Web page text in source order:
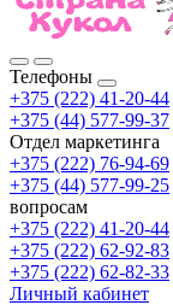
Телефоны
+375 (222) 41-20-44
+375 (44) 577-99-37
Отдел маркетинга
+375 (222) 76-94-69
+375 (44) 577-99-25
вопросам
+375 (222) 41-20-44
+375 (222) 62-92-83
+375 (222) 62-82-33
Личный кабинет